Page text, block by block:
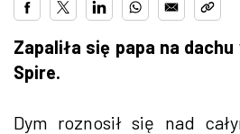
Zapaliła się papa na
Spire.
Dym roznosił się nad